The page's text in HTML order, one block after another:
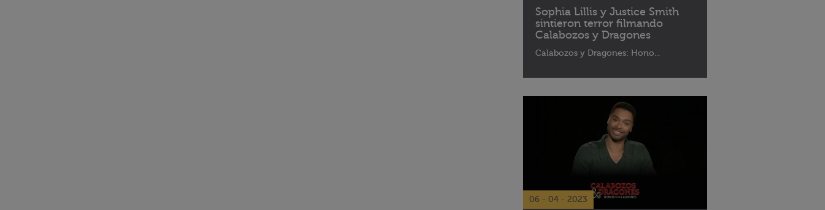
Sophia Lillis y Justice Smith
sintieron terror filmando
Calabozos y Dragones
Calabozos y Dragones: Hono...
06 - 04 - 2023